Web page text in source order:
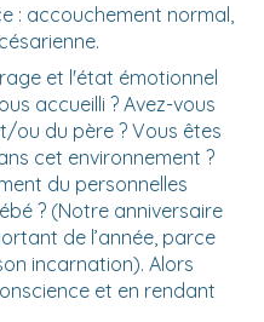
: accouchement normal,
et l'état émotionnel
accueilli ? Avez-vous
ou du père ? Vous êtes
cet environnement ?
du personnelles
? (Notre anniversaire
de l’année, parce
incarnation). Alors
et en rendant